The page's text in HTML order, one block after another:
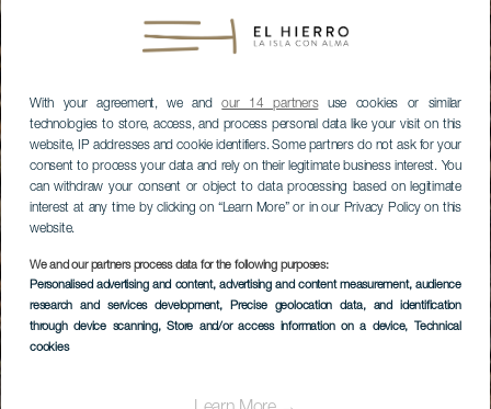
With your agreement, we andour 14 partnersuse cookies or similar
technologies to store, access, and process personal data like your visit on this
website, IP addresses and cookie identifiers. Some partners do not ask for your
consent to process your data and rely on their legitimate business interest. You
can withdraw your consent or object to data processing based on legitimate
interest at any time by clicking on “Learn More” or in our Privacy Policy on this
website.
We and our partners process data for the following purposes:
Personalised advertising and content, advertising and content measurement, audience
research and services development, Precise geolocation data, and identification
through device scanning, Store and/or access information on a device, Technical
cookies